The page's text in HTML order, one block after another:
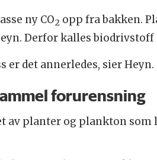
ny CO2 opp fra bakken.
Derfor kalles biodrivstoff
er det annerledes, sier Heyn.
forurensning
av planter og plankton som